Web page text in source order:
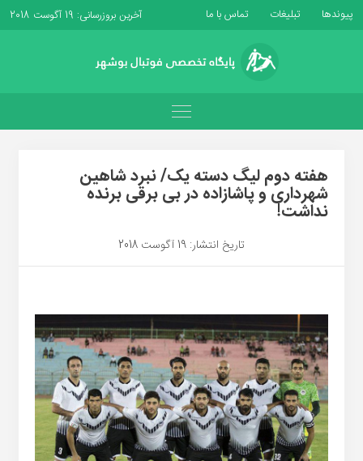
پیوندها تبلیغات تماس با ما آخرین بروزرسانی: 19 آگوست 2018
هفته دوم لیگ دسته یک/ نبرد شاهین
شهرداری و پاشازاده در بی برقی برنده
نداشت!
تاریخ انتشار: 19 آگوست 2018